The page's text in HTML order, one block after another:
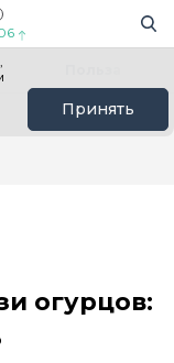
Принять
огурцов: